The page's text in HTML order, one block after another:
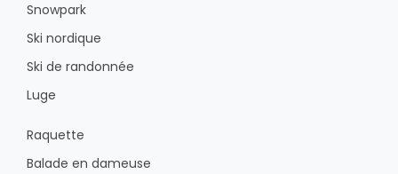
Snowpark
Ski nordique
Ski de randonnée
Luge
Raquette
Balade en dameuse